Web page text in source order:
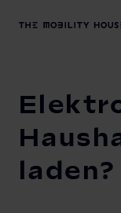
Lösungen
Beratung,
Zuhause
laden?